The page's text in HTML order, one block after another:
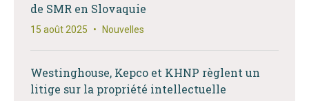
de SMR en Slovaquie
15 août 2025 • Nouvelles
Westinghouse, Kepco et KHNP règlent un
litige sur la propriété intellectuelle